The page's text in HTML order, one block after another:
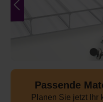
Passende
Planen Sie jetzt Ihr